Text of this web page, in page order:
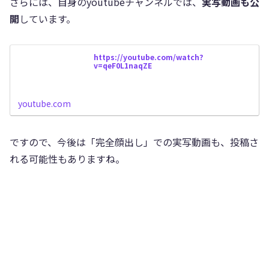
開しています。
https://youtube.com/watch?
v=qeF0L1naqZE
youtube.com
ですので、今後は「完全顔出し」での実写動画も、投稿さ
れる可能性もありますね。